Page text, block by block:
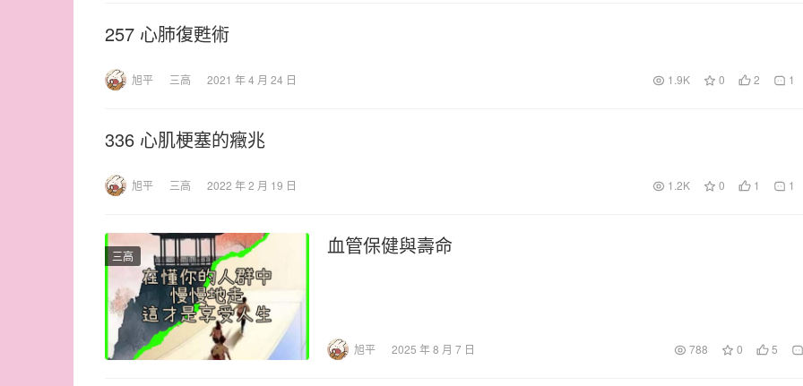
257 心肺復甦術
旭平 三高 2021 年 4 月 24 日 1.9K 0 2 1
336 心肌梗塞的癥兆
旭平 三高 2022 年 2 月 19 日 1.2K 0 1 1
三高 血管保健與壽命
旭平 2025 年 8 月 7 日 788 0 5